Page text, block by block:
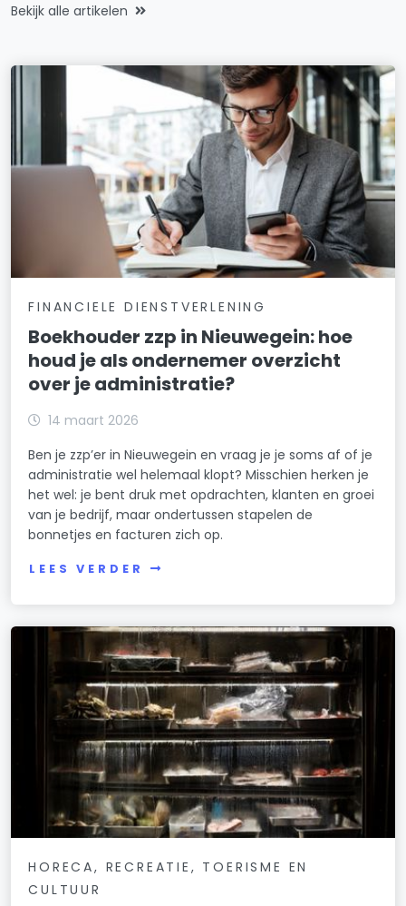
Bekijk alle artikelen
FINANCIELE DIENSTVERLENING
Boekhouder zzp in Nieuwegein: hoe
houd je als ondernemer overzicht
over je administratie?
14 maart 2026
Ben je zzp’er in Nieuwegein en vraag je je soms af of je
administratie wel helemaal klopt? Misschien herken je
het wel: je bent druk met opdrachten, klanten en groei
van je bedrijf, maar ondertussen stapelen de
bonnetjes en facturen zich op.
LEES VERDER
HORECA, RECREATIE, TOERISME EN
CULTUUR